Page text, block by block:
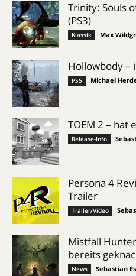
Trinity: Souls
(PS3)
Klassik Max
Hollowbody –
PS5 Michael
TOEM 2 – hat
Release-Info
Persona 4
Trailer
Trailer/Video
Mistfall
bereits
News Sebastian